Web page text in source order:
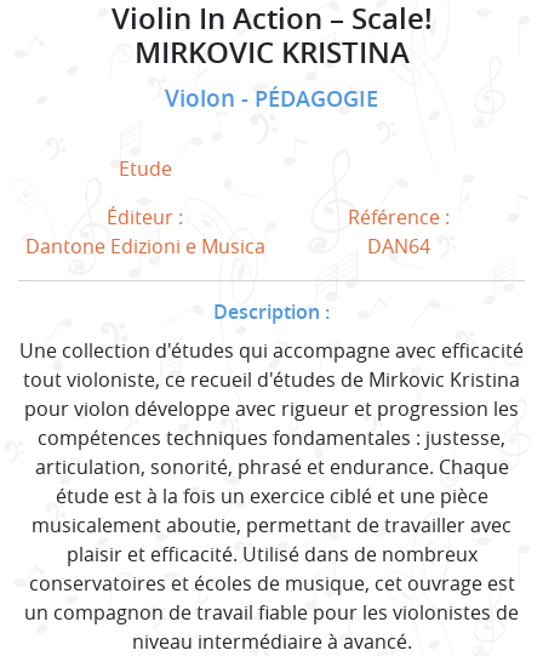
Violin In Action – Scale!
MIRKOVIC KRISTINA
Violon PÉDAGOGIE
Etude
Éditeur :
Dantone Edizioni e Musica
Référence :
DAN64
Description :
Une collection d'études qui accompagne avec efficacité
tout violoniste, ce recueil d'études de Mirkovic Kristina
pour violon développe avec rigueur et progression les
compétences techniques fondamentales : justesse,
articulation, sonorité, phrasé et endurance. Chaque
étude est à la fois un exercice ciblé et une pièce
musicalement aboutie, permettant de travailler avec
plaisir et efficacité. Utilisé dans de nombreux
conservatoires et écoles de musique, cet ouvrage est
un compagnon de travail fiable pour les violonistes de
niveau intermédiaire à avancé.